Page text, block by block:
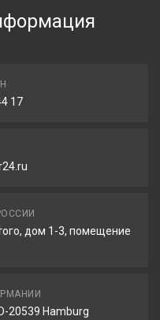
17
дом 1-3, помещение
20539 Hamburg